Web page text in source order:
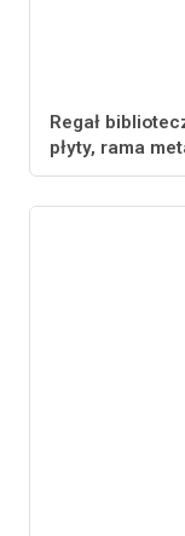
Regał
płyty, rama